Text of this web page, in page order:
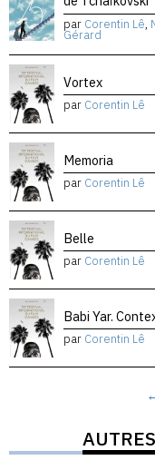
par Corentin Lê,
Gérard
Vortex
par Corentin Lê
Memoria
par Corentin Lê
Belle
par Corentin Lê
Babi Yar.
par Corentin Lê